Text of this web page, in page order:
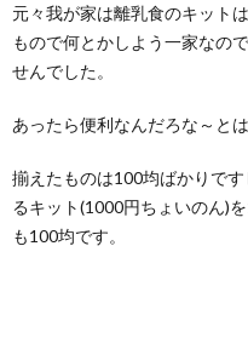
元々我が家は離乳食のキット
もので何とかしよう一家なの
せんでした。
あったら便利なんだろな～と
揃えたものは100均ばかりで
るキット(1000円ちょいのん)
も100均です。